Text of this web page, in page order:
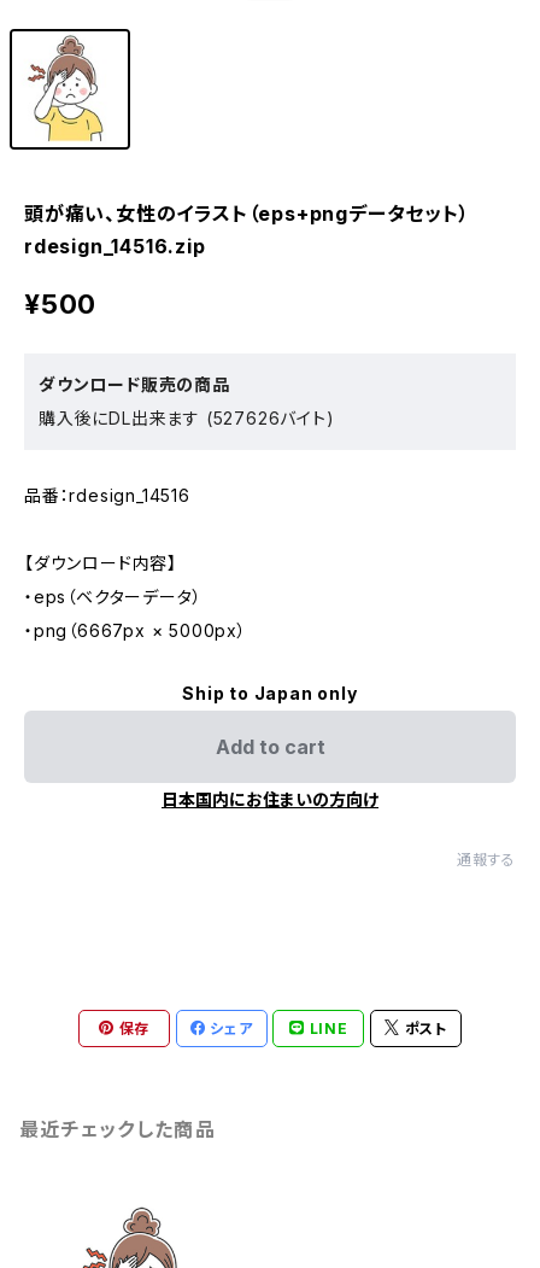
頭が痛い、女性のイラスト（eps+pngデータセット）
rdesign_14516.zip
¥500
ダウンロード販売の商品
購入後にDL出来ます (527626バイト)
品番：rdesign_14516
【ダウンロード内容】
・eps（ベクターデータ）
・png（6667px × 5000px）
Ship to Japan only
Add to cart
日本国内にお住まいの方向け
通報する
保存 シェア LINE ポスト
最近チェックした商品